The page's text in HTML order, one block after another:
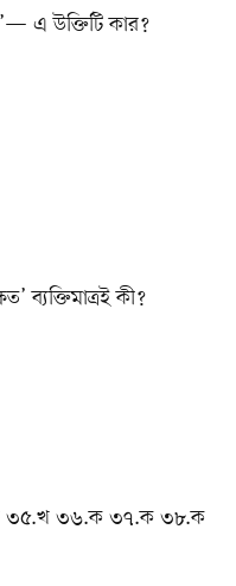
এ উক্তিটি কার?
ব্যক্তিমাত্রই কী?
৩৬.ক ৩৭.ক ৩৮.ক